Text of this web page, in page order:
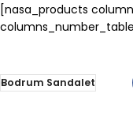
[nasa_products
Bodrum Sandalet